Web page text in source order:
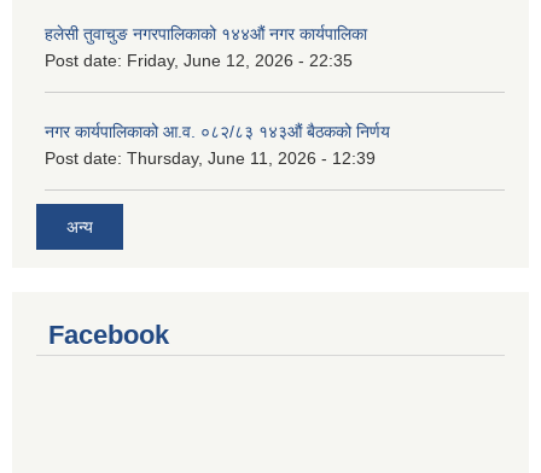
हलेसी तुवाचुङ नगरपालिकाको १४४औं नगर कार्यपालिका
Post date: Friday, June 12, 2026 - 22:35
नगर कार्यपालिकाको आ.व. ०८२/८३ १४३औं बैठकको निर्णय
Post date: Thursday, June 11, 2026 - 12:39
अन्य
Facebook